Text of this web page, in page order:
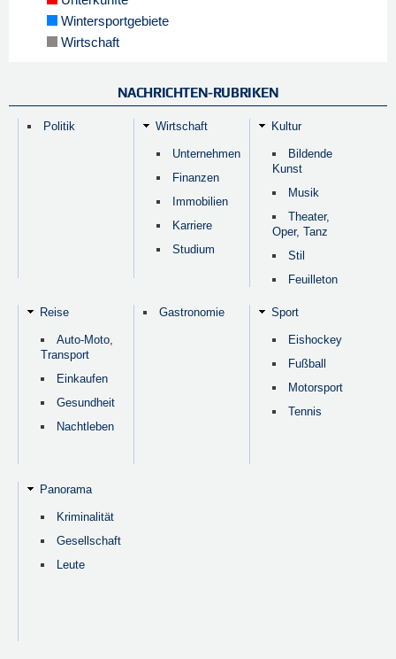
Wintersportgebiete
Wirtschaft
NACHRICHTEN-RUBRIKEN
Politik Wirtschaft
Unternehmen
Finanzen
Immobilien
Karriere
Studium
Kultur
Bildende
Kunst
Musik
Theater,
Oper, Tanz
Stil
Feuilleton
Reise
Auto-Moto,
Transport
Einkaufen
Gesundheit
Nachtleben
Gastronomie Sport
Eishockey
Fußball
Motorsport
Tennis
Panorama
Kriminalität
Gesellschaft
Leute